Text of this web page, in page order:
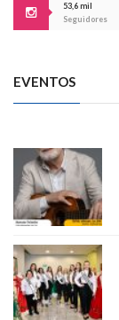
53,6 mil
Seguidores
EVENTOS